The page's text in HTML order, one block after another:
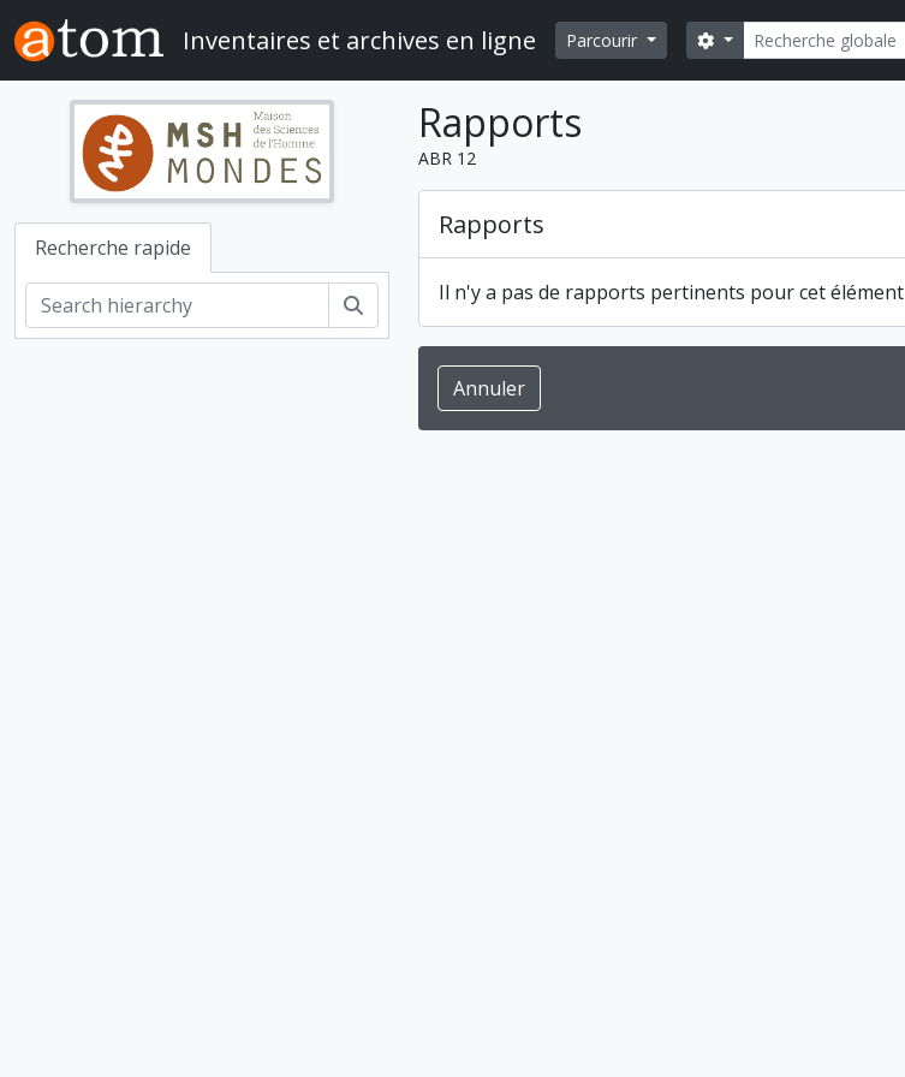
Skip to main content
Inventaires et archives en ligne Parcourir Rechercher
Search options
Recherche rapide
Rechercher
Rapports
ABR 12
Rapports
Il n'y a pas de rapports pertinents pour cet élément
Annuler